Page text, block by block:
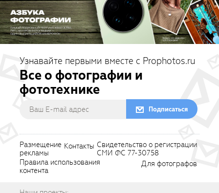
Узнавайте первыми вместе с Prophotos.ru
Все о фотографии и
фототехнике
Подписаться
Размещение
рекламы
Контакты Свидетельство о регистрации
СМИ ФС 77-30758
Правила использования
контента
Для фотографов